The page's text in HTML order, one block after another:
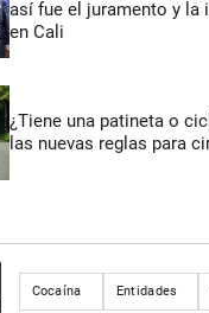
así fue el juramento y la
en Cali
¿Tiene una patineta o
las nuevas reglas para
Cocaína Entidades